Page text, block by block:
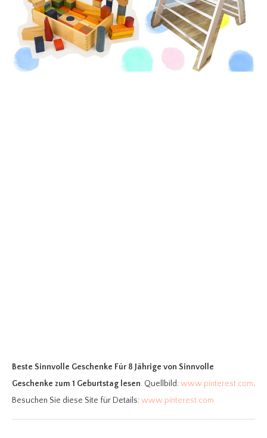
Beste Sinnvolle Geschenke Für 8 Jährige von Sinnvolle
Geschenke zum 1 Geburtstag lesen. Quellbild:www.pinterest.com.
Besuchen Sie diese Site für Details:www.pinterest.com